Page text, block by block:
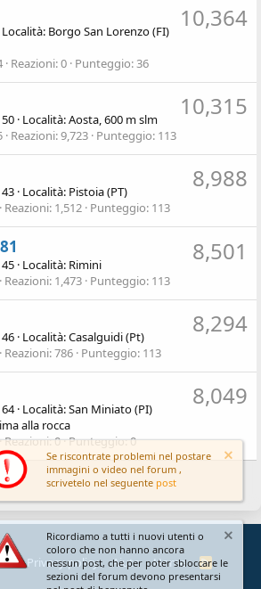
10,364
Località: Borgo San Lorenzo (FI)
Reazioni 0 Punteggio 36
10,315
50 · Località:Aosta, 600 m slm
Reazioni 9,723 Punteggio 113
8,988
43 · Località: Pistoia (PT)
Reazioni 1,512 Punteggio 113
8,501
45 · Località: Rimini
Reazioni 1,473 Punteggio 113
8,294
46 · Località:Casalguidi (Pt)
Reazioni 786 Punteggio 113
8,049
64· Località:San Miniato (PI)
alla rocca
Reazioni 0 Punteggio 0
Privacy policy Aiuto Home
R
S
Se riscontrate problemi nel postare
immagini o video nel forum ,
scrivetelo nel seguente post
Ricordiamo a tutti i nuovi utenti o
coloro che non hanno ancora
nessun post, che per poter sbloccare le
sezioni del forum devono presentarsi